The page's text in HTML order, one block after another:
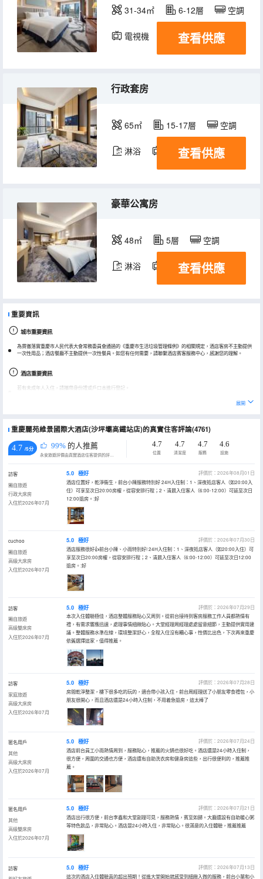
31-34㎡ 6-12層 空調
電視機 查看供應
行政套房
65㎡ 15-17層 空調
淋浴 電視機
查看供應
豪華公寓房
48㎡ 5層 空調
淋浴 電視機
查看供應
重要資訊
城市重要資訊
為貫徹落實重慶市人民代表大會常務委員會通過的《重慶市生活垃圾管理條例》的相關規定，酒店客房不主動提供
一次性用品；酒店餐廳不主動提供一次性餐具。如您有任何需要，請聯繫酒店賓客服務中心，感謝您的理解。
酒店重要資訊
若有未成年人入住，請攜帶身份證或戶口本進行登記。
展開
重慶麗苑維景國際大酒店(沙坪壩高鐵站店)的真實住客評論(4761)
4.7 /5分 99% 的人推薦
永安旅遊評價由真實酒店住客提供的評價。
4.7
位置
4.7
清潔度
4.7
服務
4.6
設施
訪客
獨自旅遊
行政大床房
入住於2026年07月
5.0 極好
評價於：2026年08月01日
酒店位置好，乾淨衞生，前台小陳服務特別好 24H入住制：1、深夜抵店客人（如20:00入
住）可享至次日20:00房權，從容安排行程；2、清晨入住客人（6:00-12:00）可延至次日
12:00退房。:好
cuchoo
獨自旅遊
高級大床房
入住於2026年07月
5.0 極好
評價於：2026年07月30日
酒店服務很好👍前台小陳、小雨特別好! 24H入住制：1、深夜抵店客人（如20:00入住）可
享至次日20:00房權，從容安排行程；2、清晨入住客人（6:00-12:00）可延至次日12:00
退房。:好
訪客
獨自旅遊
高級雙床房
入住於2026年07月
5.0 極好
評價於：2026年07月29日
本次入住體驗極佳，酒店整體服務貼心又周到。從前台接待到客房服務工作人員都熱情有
禮，有需求響應迅速，處理事情細緻貼心。大堂經理周經理處處留意細節，主動提供實用建
議。整體服務水準在線，環境整潔舒心，全程入住沒有糟心事，性價比出色，下次再來重慶
依舊選擇這家，值得推薦。
訪客
家庭旅遊
高級大床房
入住於2026年07月
5.0 極好
評價於：2026年07月28日
房間乾淨整潔，樓下很多吃的玩的，適合帶小孩入住，前台周經理送了小朋友零食禮包，小
朋友很開心，而且酒店還是24小時入住制，不用着急退房，這太棒了
匿名用戶
其他
高級大床房
入住於2026年07月
5.0 極好
評價於：2026年07月24日
酒店前台員工小雨熱情周到，服務貼心，推薦的火鍋也很好吃。酒店還是24小時入住制，
很方便，周圍的交通也方便，酒店還有自助洗衣房和健身房這些，出行很便利的，推薦推
薦。
匿名用戶
其他
高級雙床房
入住於2026年07月
5.0 極好
評價於：2026年07月21日
酒店出行很方便，前台李鑫和大堂副理可見，服務熱情，賓至如歸。大廳還設有自助暖心粥
等特色飲品，非常貼心。酒店是24小時入住，非常貼心。很滿意的入住體驗，推薦推薦
訪客
5.0 極好
評價於：2026年07月13日
這次的酒店入住體驗真的超出預期！從進大堂開始就感受到細緻入微的服務，前台小葉和小